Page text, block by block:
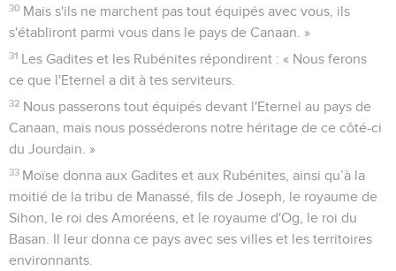
10 Ils partirent d'Elim et campèrent près de la mer des
Roseaux.
11 Ils partirent de la mer des Roseaux et campèrent dans le
désert de Sin.
12 Ils partirent du désert de Sin et campèrent à Dophka.
13 Ils partirent de Dophka et campèrent à Alush.
Ils partirent de Rephidim et campèrent dans le désert du
Sinaï.
16 Ils partirent du désert du Sinaï et campèrent à Kibroth-